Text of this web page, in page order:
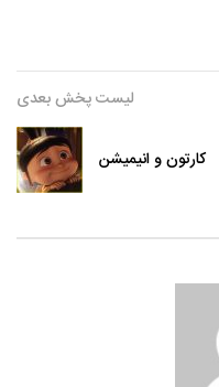
لیست پخش بعدی
کارتون و انیمیشن